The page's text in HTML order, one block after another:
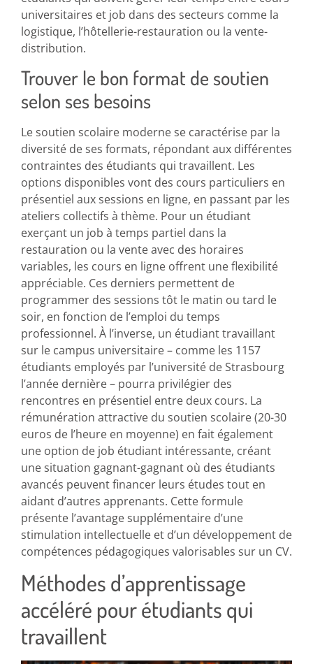
universitaires et job dans des secteurs comme la
logistique, l’hôtellerie-restauration ou la vente-
distribution.
Trouver le bon format de soutien
selon ses besoins
Le soutien scolaire moderne se caractérise par la
diversité de ses formats, répondant aux différentes
contraintes des étudiants qui travaillent. Les
options disponibles vont des cours particuliers en
présentiel aux sessions en ligne, en passant par les
ateliers collectifs à thème. Pour un étudiant
exerçant un job à temps partiel dans la
restauration ou la vente avec des horaires
variables, les cours en ligne offrent une flexibilité
appréciable. Ces derniers permettent de
programmer des sessions tôt le matin ou tard le
soir, en fonction de l’emploi du temps
professionnel. À l’inverse, un étudiant travaillant
sur le campus universitaire – comme les 1157
étudiants employés par l’université de Strasbourg
l’année dernière – pourra privilégier des
rencontres en présentiel entre deux cours. La
rémunération attractive du soutien scolaire (20-30
euros de l’heure en moyenne) en fait également
une option de job étudiant intéressante, créant
une situation gagnant-gagnant où des étudiants
avancés peuvent financer leurs études tout en
aidant d’autres apprenants. Cette formule
présente l’avantage supplémentaire d’une
stimulation intellectuelle et d’un développement de
compétences pédagogiques valorisables sur un CV.
Méthodes d’apprentissage
accéléré pour étudiants qui
travaillent